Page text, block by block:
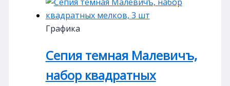
Графика
Сепия темная Малевичъ,
набор квадратных